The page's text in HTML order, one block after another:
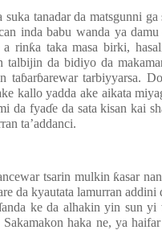
suka tanadar da matsgunni ga
inda babu wanda ya
a rinƙa taka masa birki,
talbijin da bidiyo da
taɓarɓarewar tarbiyyarsa.
kallo yadda ake aikata
da fyaɗe da sata kisan kai
ta’addanci.
tsarin mulkin ƙasar
da kyautata lamurran addini
anda ke da alhakin yin sun yi
haka ne, ya